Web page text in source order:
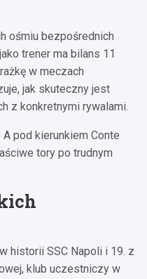
ośmiu bezpośrednich
trener ma bilans 11
w meczach
jak skuteczny jest
z konkretnymi rywalami.
pod kierunkiem Conte
tory po trudnym
historii SSC Napoli i 19. z
klub uczestniczy w